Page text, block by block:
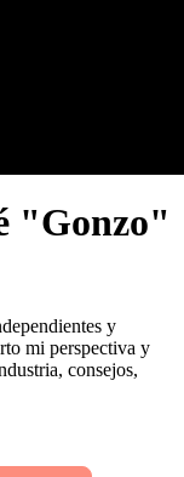
"Gonzo"
y
mi perspectiva y
consejos,